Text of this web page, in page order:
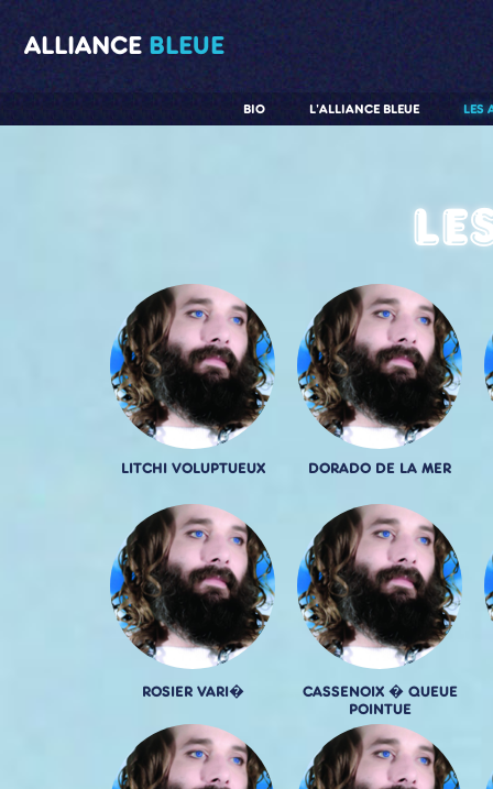
ALLIANCE BLEUE
LES
L'ALLIANCE BLEUE
BIO
LITCHI VOLUPTUEUX DORADO DE LA MER
ROSIER VARI�
CASSENOIX � QUEUE
POINTUE